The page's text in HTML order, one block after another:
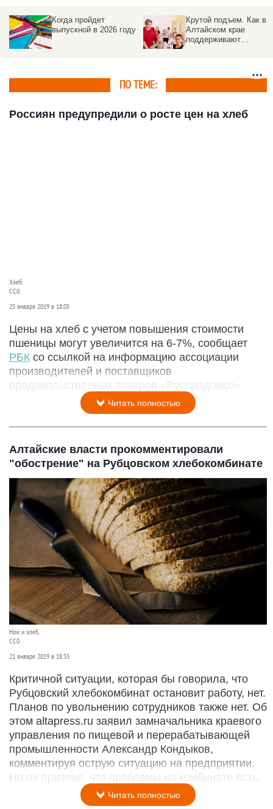
Когда пройдет
выпускной в 2026 году
Крутой подъем. Как в
Алтайском крае
поддерживают
ПО ТЕМЕ:
Россиян предупредили о росте цен на хлеб
Хлеб.
СС0.
25 января 2019 в 18:05
Цены на хлеб с учетом повышения стоимости
пшеницы могут увеличится на 6-7%, сообщает
РБК со ссылкой на информацию ассоциации
производителей и поставщиков
продовольственных товаров «Руспродсоюз».
Читать полностью
Алтайские власти прокомментировали
"обострение" на Рубцовском хлебокомбинате
Нож и хлеб.
СС0
21 января 2019 в 18:33
Критичной ситуации, которая бы говорила, что
Рубцовский хлебокомбинат остановит работу, нет.
Планов по увольнению сотрудников также нет. Об
этом altapress.ru заявил замначальника краевого
управления по пищевой и перерабатывающей
промышленности Александр Кондыков,
комментируя острую ситуацию на предприятии.
Но он признал, что проблемы на комбинате есть.
Читать полностью